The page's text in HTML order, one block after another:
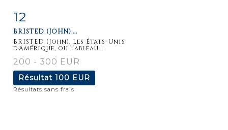
détaillée
12
BRISTED (JOHN)....
BRISTED (John). Les États-Unis
d'Amérique, ou Tableau...
200 - 300 EUR
Résultat 100 EUR
Résultats sans frais